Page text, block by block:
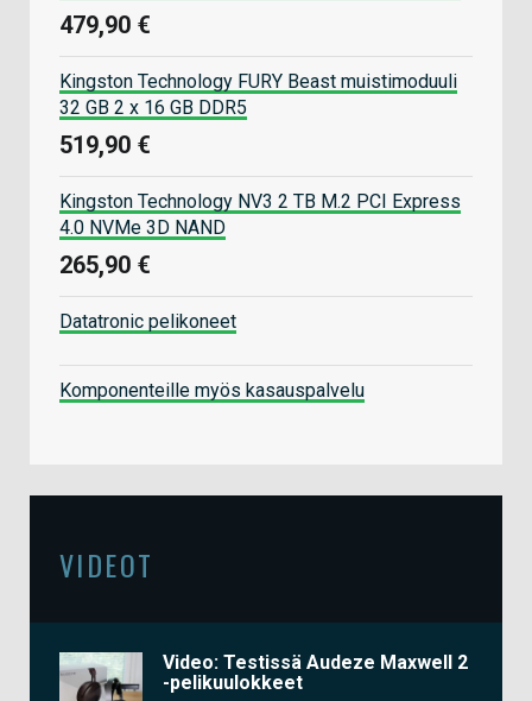
479,90 €
Kingston Technology FURY Beast muistimoduuli
32 GB 2 x 16 GB DDR5
519,90 €
Kingston Technology NV3 2 TB M.2 PCI Express
4.0 NVMe 3D NAND
265,90 €
Datatronic pelikoneet
Komponenteille myös kasauspalvelu
VIDEOT
Video: Testissä Audeze Maxwell 2
-pelikuulokkeet